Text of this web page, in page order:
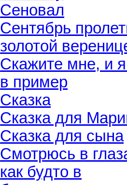
Сеновал
Сентябрь
золотой
Скажите мне, и
в пример
Сказка
Сказка для
Сказка для сына
Смотрюсь в
как будто в